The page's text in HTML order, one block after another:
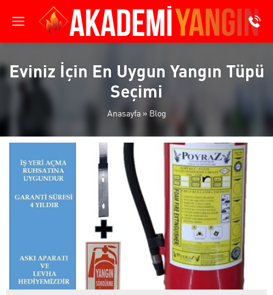
Eviniz İçin En Uygun Yangın Tüpü
Seçimi
Anasayfa» Blog